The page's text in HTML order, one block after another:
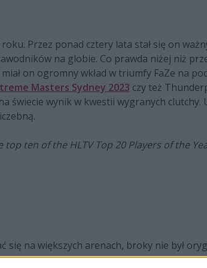
Przez ponad cztery lata stał się on
na globie. Co prawda niżej niż
on ogromny wkład w triumfy FaZe na
Masters Sydney 2023 czy też
świecie wynik w kwestii wygranych clutchy.
ten of the HLTV Top 20 Players of the
na większych arenach, broky nie był
wybrali również Nemanja "⁠huNter-⁠" Kovač